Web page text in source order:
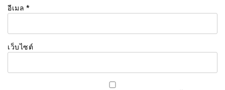
อีเมล *
เว็บไซต์